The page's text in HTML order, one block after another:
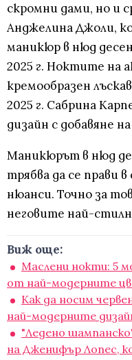
скромни дами, но и
Анджелина Джоли,
маникюр в нюд
2025 г. Ноктите на
кремообразен
2025 г. Сабрина
дизайн с добавяне
Маникюрът в нюд
трябва да се прави
нюанси. Точно за
неговите най-
Виж още:
Маслени нокти: 5
от най-модерните
Как да носим
най-модерните
"Ледено
на Дженифър Лопес,